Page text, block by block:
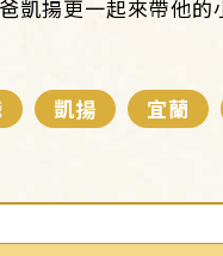
凱揚更一起來帶他
凱揚 宜蘭